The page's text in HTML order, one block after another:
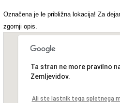
Označena je le približna lokacija! Za
zgornji opis.
Ta stran ne more pravilno
Zemljevidov.
Ali ste lastnik tega spletnega